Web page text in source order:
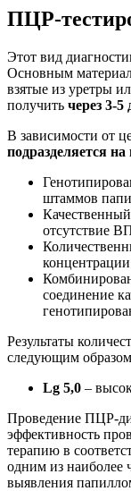
ПЦР-
Этот вид
Основным
взятые из уретры
получить через 3-5
В зависимости от
подразделяется
штаммов
отсутствие
соединение
Результаты
следующим
Lg 5,0 –
Проведение ПЦР-
эффективность
терапию в
одним из наиболее
выявления